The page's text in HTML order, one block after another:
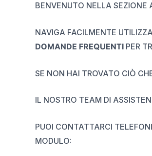
BENVENUTO NELLA SEZIONE
NAVIGA FACILMENTE
DOMANDE FREQUENTI PER
SE NON HAI TROVATO CIÒ
IL NOSTRO TEAM DI
PUOI CONTATTARCI
MODULO: